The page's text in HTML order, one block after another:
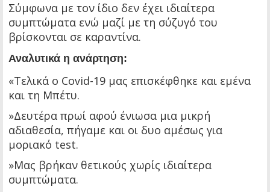
Σύμφωνα με τον ίδιο δεν έχει ιδιαίτερα
συμπτώματα ενώ μαζί με τη σύζυγό του
βρίσκονται σε καραντίνα.
Αναλυτικά η ανάρτηση:
«Τελικά ο Covid-19 μας επισκέφθηκε και εμένα
και τη Μπέτυ.
»Δευτέρα πρωί αφού ένιωσα μια μικρή
αδιαθεσία, πήγαμε και οι δυο αμέσως για
μοριακό test.
»Mας βρήκαν θετικούς χωρίς ιδιαίτερα
συμπτώματα.